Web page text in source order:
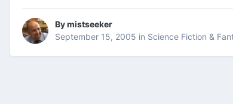
Bymistseeker
September 15, 2005 in Science Fiction &